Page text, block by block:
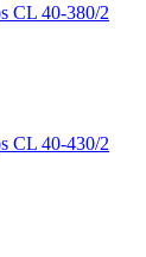
CL 40-380/2
CL 40-430/2